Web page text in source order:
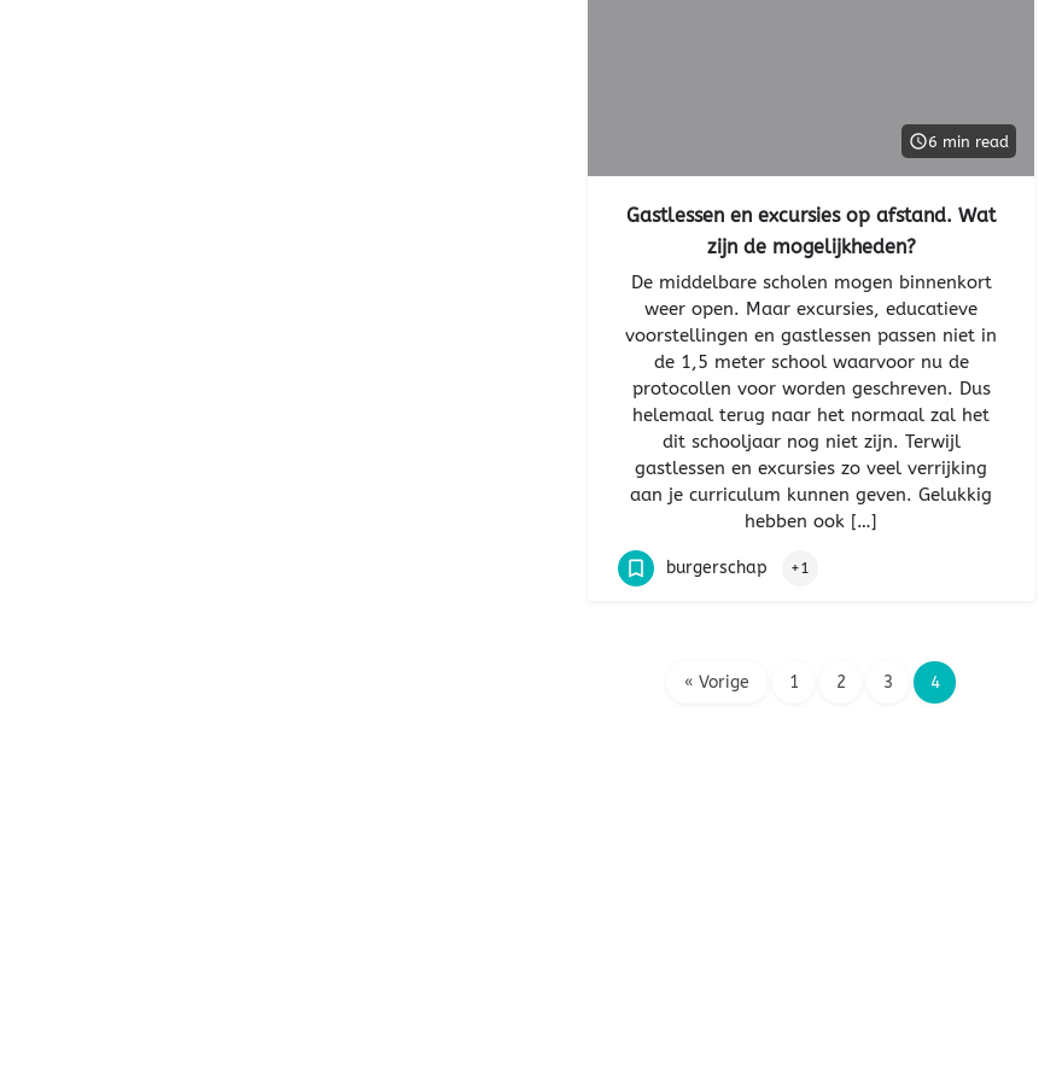
6 min read
Gastlessen en excursies op afstand. Wat
zijn de mogelijkheden?
De middelbare scholen mogen binnenkort
weer open. Maar excursies, educatieve
voorstellingen en gastlessen passen niet in
de 1,5 meter school waarvoor nu de
protocollen voor worden geschreven. Dus
helemaal terug naar het normaal zal het
dit schooljaar nog niet zijn. Terwijl
gastlessen en excursies zo veel verrijking
aan je curriculum kunnen geven. Gelukkig
hebben ook […]
burgerschap +1
« Vorige 1 2 3 4